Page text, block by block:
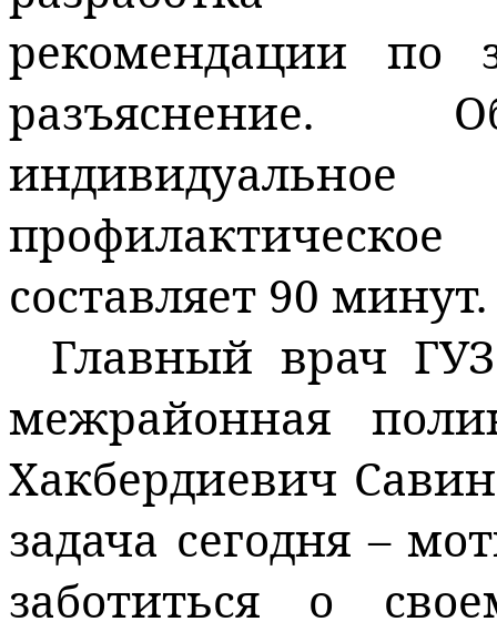
рекомендации по
разъяснение.
составляет 90 минут.
Главный врач ГУЗ
межрайонная
Хакбердиевич
задача сегодня –
заботиться о